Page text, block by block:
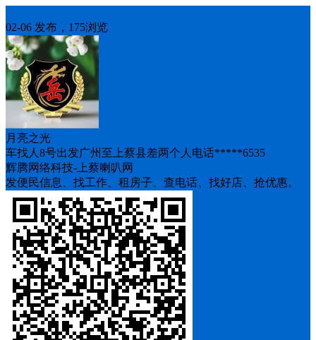
02-06 发布，175浏览
月亮之光
车找人8号出发广州至上蔡县差两个人电话*****6535
辉腾网络科技-上蔡喇叭网
发便民信息、找工作、租房子、查电话、找好店、抢优惠。